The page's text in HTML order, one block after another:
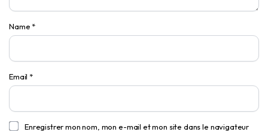
Name *
Email *
Enregistrer mon nom, mon e-mail et mon site dans le navigateur